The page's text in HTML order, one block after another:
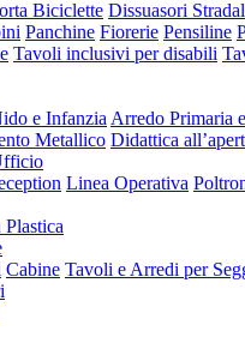
Biciclette Dissuasori
Panchine Fiorerie Pensiline
Tavoli inclusivi per disabili
e Infanzia Arredo Primaria
Metallico Didattica
Linea Operativa
Cabine Tavoli e Arredi per